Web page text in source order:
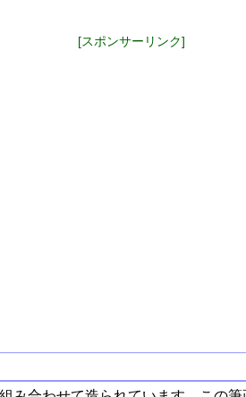
[スポンサーリンク]